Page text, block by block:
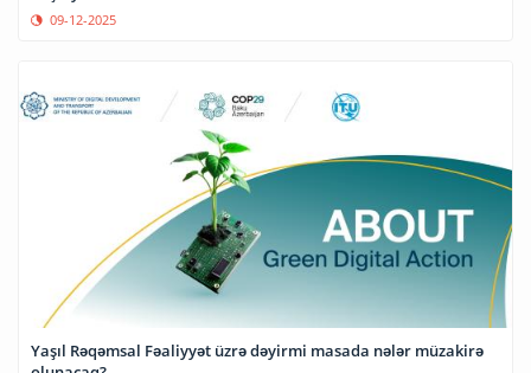
09-12-2025
Yaşıl Rəqəmsal Fəaliyyət üzrə dəyirmi masada nələr müzakirə